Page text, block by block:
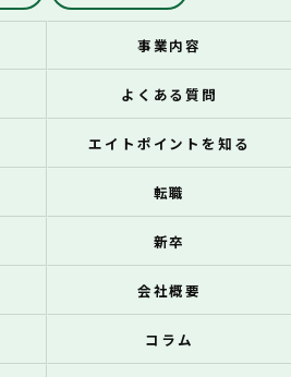
事業内容
よくある質問
エイトポイントを知る
転職
新卒
会社概要
コラム